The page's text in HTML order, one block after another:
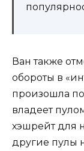
Ван также
обороты в
произошла
владеет
хэшрейт для
другие пулы